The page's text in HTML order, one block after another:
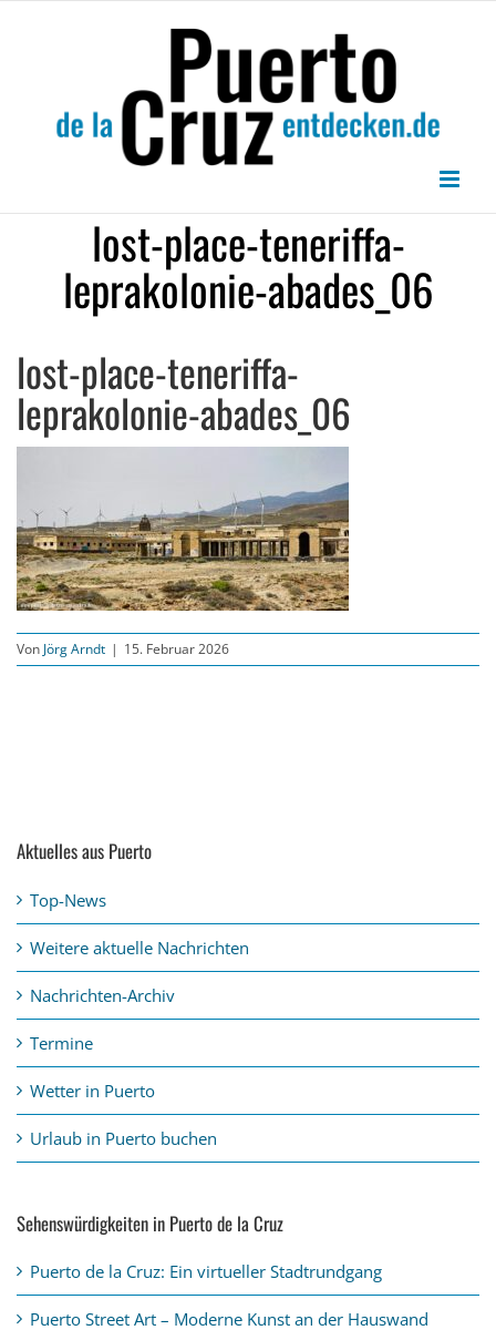
lost-place-teneriffa-
leprakolonie-abades_06
lost-place-teneriffa-
leprakolonie-abades_06
Von Jörg Arndt | 15. Februar 2026
Aktuelles aus Puerto
Top-News
Weitere aktuelle Nachrichten
Nachrichten-Archiv
Termine
Wetter in Puerto
Urlaub in Puerto buchen
Sehenswürdigkeiten in Puerto de la Cruz
Puerto de la Cruz: Ein virtueller Stadtrundgang
Puerto Street Art – Moderne Kunst an der Hauswand